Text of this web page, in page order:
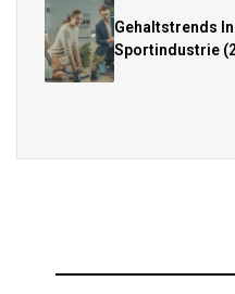
Gehaltstrends
Sportindustrie